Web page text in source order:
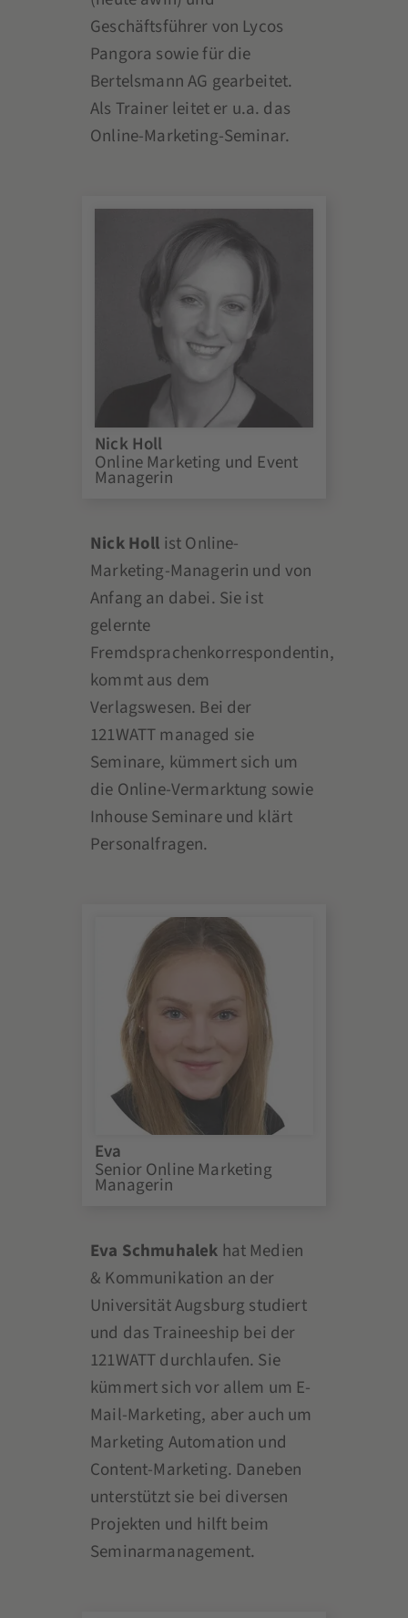
Geschäftsführer von Lycos
Pangora sowie für die
Bertelsmann AG gearbeitet.
Als Trainer leitet er u.a. das
Online-Marketing-Seminar.
Nick Holl
Online Marketing und Event
Managerin
Nick Holl ist Online-
Marketing-Managerin und von
Anfang an dabei. Sie ist
gelernte
Fremdsprachenkorrespondentin,
kommt aus dem
Verlagswesen. Bei der
121WATT managed sie
Seminare, kümmert sich um
die Online-Vermarktung sowie
Inhouse Seminare und klärt
Personalfragen.
Eva
Senior Online Marketing
Managerin
Eva Schmuhalek hat Medien
& Kommunikation an der
Universität Augsburg studiert
und das Traineeship bei der
121WATT durchlaufen. Sie
kümmert sich vor allem um E-
Mail-Marketing, aber auch um
Marketing Automation und
Content-Marketing. Daneben
unterstützt sie bei diversen
Projekten und hilft beim
Seminarmanagement.